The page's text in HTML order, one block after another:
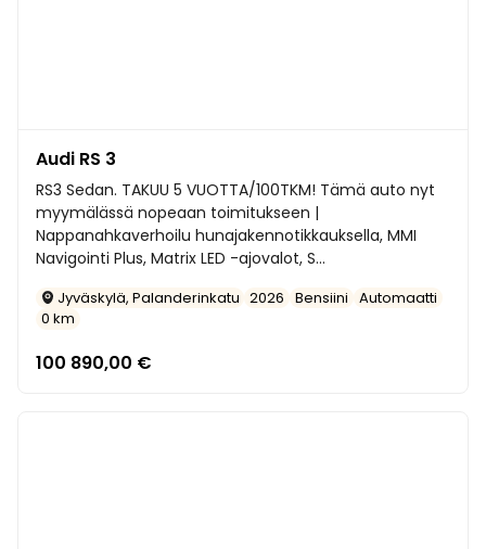
Audi RS 3
RS3 Sedan. TAKUU 5 VUOTTA/100TKM! Tämä auto nyt
myymälässä nopeaan toimitukseen |
Nappanahkaverhoilu hunajakennotikkauksella, MMI
Navigointi Plus, Matrix LED -ajovalot, S...
Jyväskylä, Palanderinkatu 2026 Bensiini Automaatti
0 km
100 890,00 €